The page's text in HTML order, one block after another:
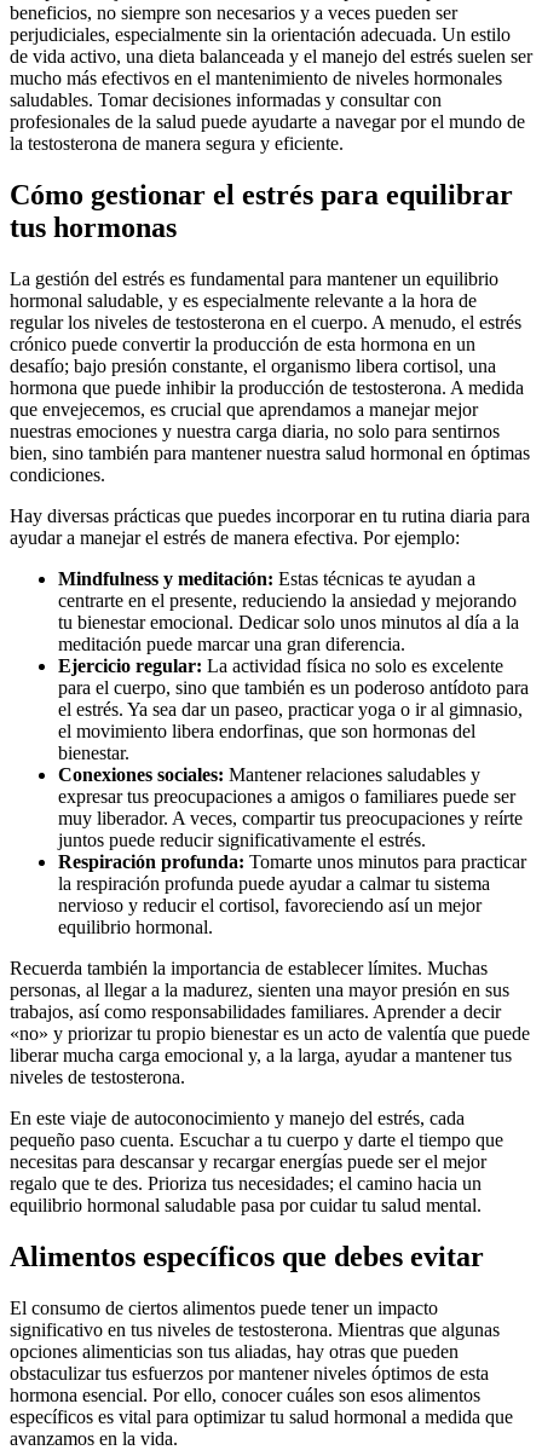
beneficios, no siempre son necesarios y a veces pueden ser
perjudiciales, especialmente sin la orientación adecuada. Un estilo
de vida activo, una dieta balanceada y el manejo del estrés suelen ser
mucho más efectivos en el mantenimiento de niveles hormonales
saludables. Tomar decisiones informadas y consultar con
profesionales de la salud puede ayudarte a navegar por el mundo de
la testosterona de manera segura y eficiente.
Cómo gestionar el estrés para equilibrar
tus hormonas
La gestión del estrés es fundamental para mantener un equilibrio
hormonal saludable, y es especialmente relevante a la hora de
regular los niveles de testosterona en el cuerpo. A menudo, el estrés
crónico puede convertir la producción de esta hormona en un
desafío; bajo presión constante, el organismo libera cortisol, una
hormona que puede inhibir la producción de testosterona. A medida
que envejecemos, es crucial que aprendamos a manejar mejor
nuestras emociones y nuestra carga diaria, no solo para sentirnos
bien, sino también para mantener nuestra salud hormonal en óptimas
condiciones.
Hay diversas prácticas que puedes incorporar en tu rutina diaria para
ayudar a manejar el estrés de manera efectiva. Por ejemplo:
Mindfulness y meditación: Estas técnicas te ayudan a
centrarte en el presente, reduciendo la ansiedad y mejorando
tu bienestar emocional. Dedicar solo unos minutos al día a la
meditación puede marcar una gran diferencia.
Ejercicio regular: La actividad física no solo es excelente
para el cuerpo, sino que también es un poderoso antídoto para
el estrés. Ya sea dar un paseo, practicar yoga o ir al gimnasio,
el movimiento libera endorfinas, que son hormonas del
bienestar.
Conexiones sociales: Mantener relaciones saludables y
expresar tus preocupaciones a amigos o familiares puede ser
muy liberador. A veces, compartir tus preocupaciones y reírte
juntos puede reducir significativamente el estrés.
Respiración profunda: Tomarte unos minutos para practicar
la respiración profunda puede ayudar a calmar tu sistema
nervioso y reducir el cortisol, favoreciendo así un mejor
equilibrio hormonal.
Recuerda también la importancia de establecer límites. Muchas
personas, al llegar a la madurez, sienten una mayor presión en sus
trabajos, así como responsabilidades familiares. Aprender a decir
«no» y priorizar tu propio bienestar es un acto de valentía que puede
liberar mucha carga emocional y, a la larga, ayudar a mantener tus
niveles de testosterona.
En este viaje de autoconocimiento y manejo del estrés, cada
pequeño paso cuenta. Escuchar a tu cuerpo y darte el tiempo que
necesitas para descansar y recargar energías puede ser el mejor
regalo que te des. Prioriza tus necesidades; el camino hacia un
equilibrio hormonal saludable pasa por cuidar tu salud mental.
Alimentos específicos que debes evitar
El consumo de ciertos alimentos puede tener un impacto
significativo en tus niveles de testosterona. Mientras que algunas
opciones alimenticias son tus aliadas, hay otras que pueden
obstaculizar tus esfuerzos por mantener niveles óptimos de esta
hormona esencial. Por ello, conocer cuáles son esos alimentos
específicos es vital para optimizar tu salud hormonal a medida que
avanzamos en la vida.